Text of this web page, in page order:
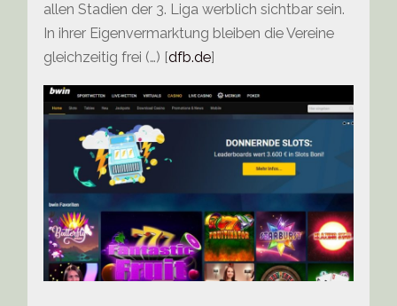
allen Stadien der 3. Liga werblich sichtbar sein.
In ihrer Eigenvermarktung bleiben die Vereine
gleichzeitig frei (…) [dfb.de]